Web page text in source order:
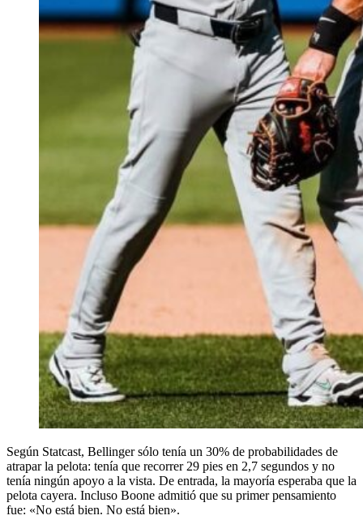
Según Statcast, Bellinger sólo tenía un 30% de probabilidades de
atrapar la pelota: tenía que recorrer 29 pies en 2,7 segundos y no
tenía ningún apoyo a la vista. De entrada, la mayoría esperaba que la
pelota cayera. Incluso Boone admitió que su primer pensamiento
fue: «No está bien. No está bien».